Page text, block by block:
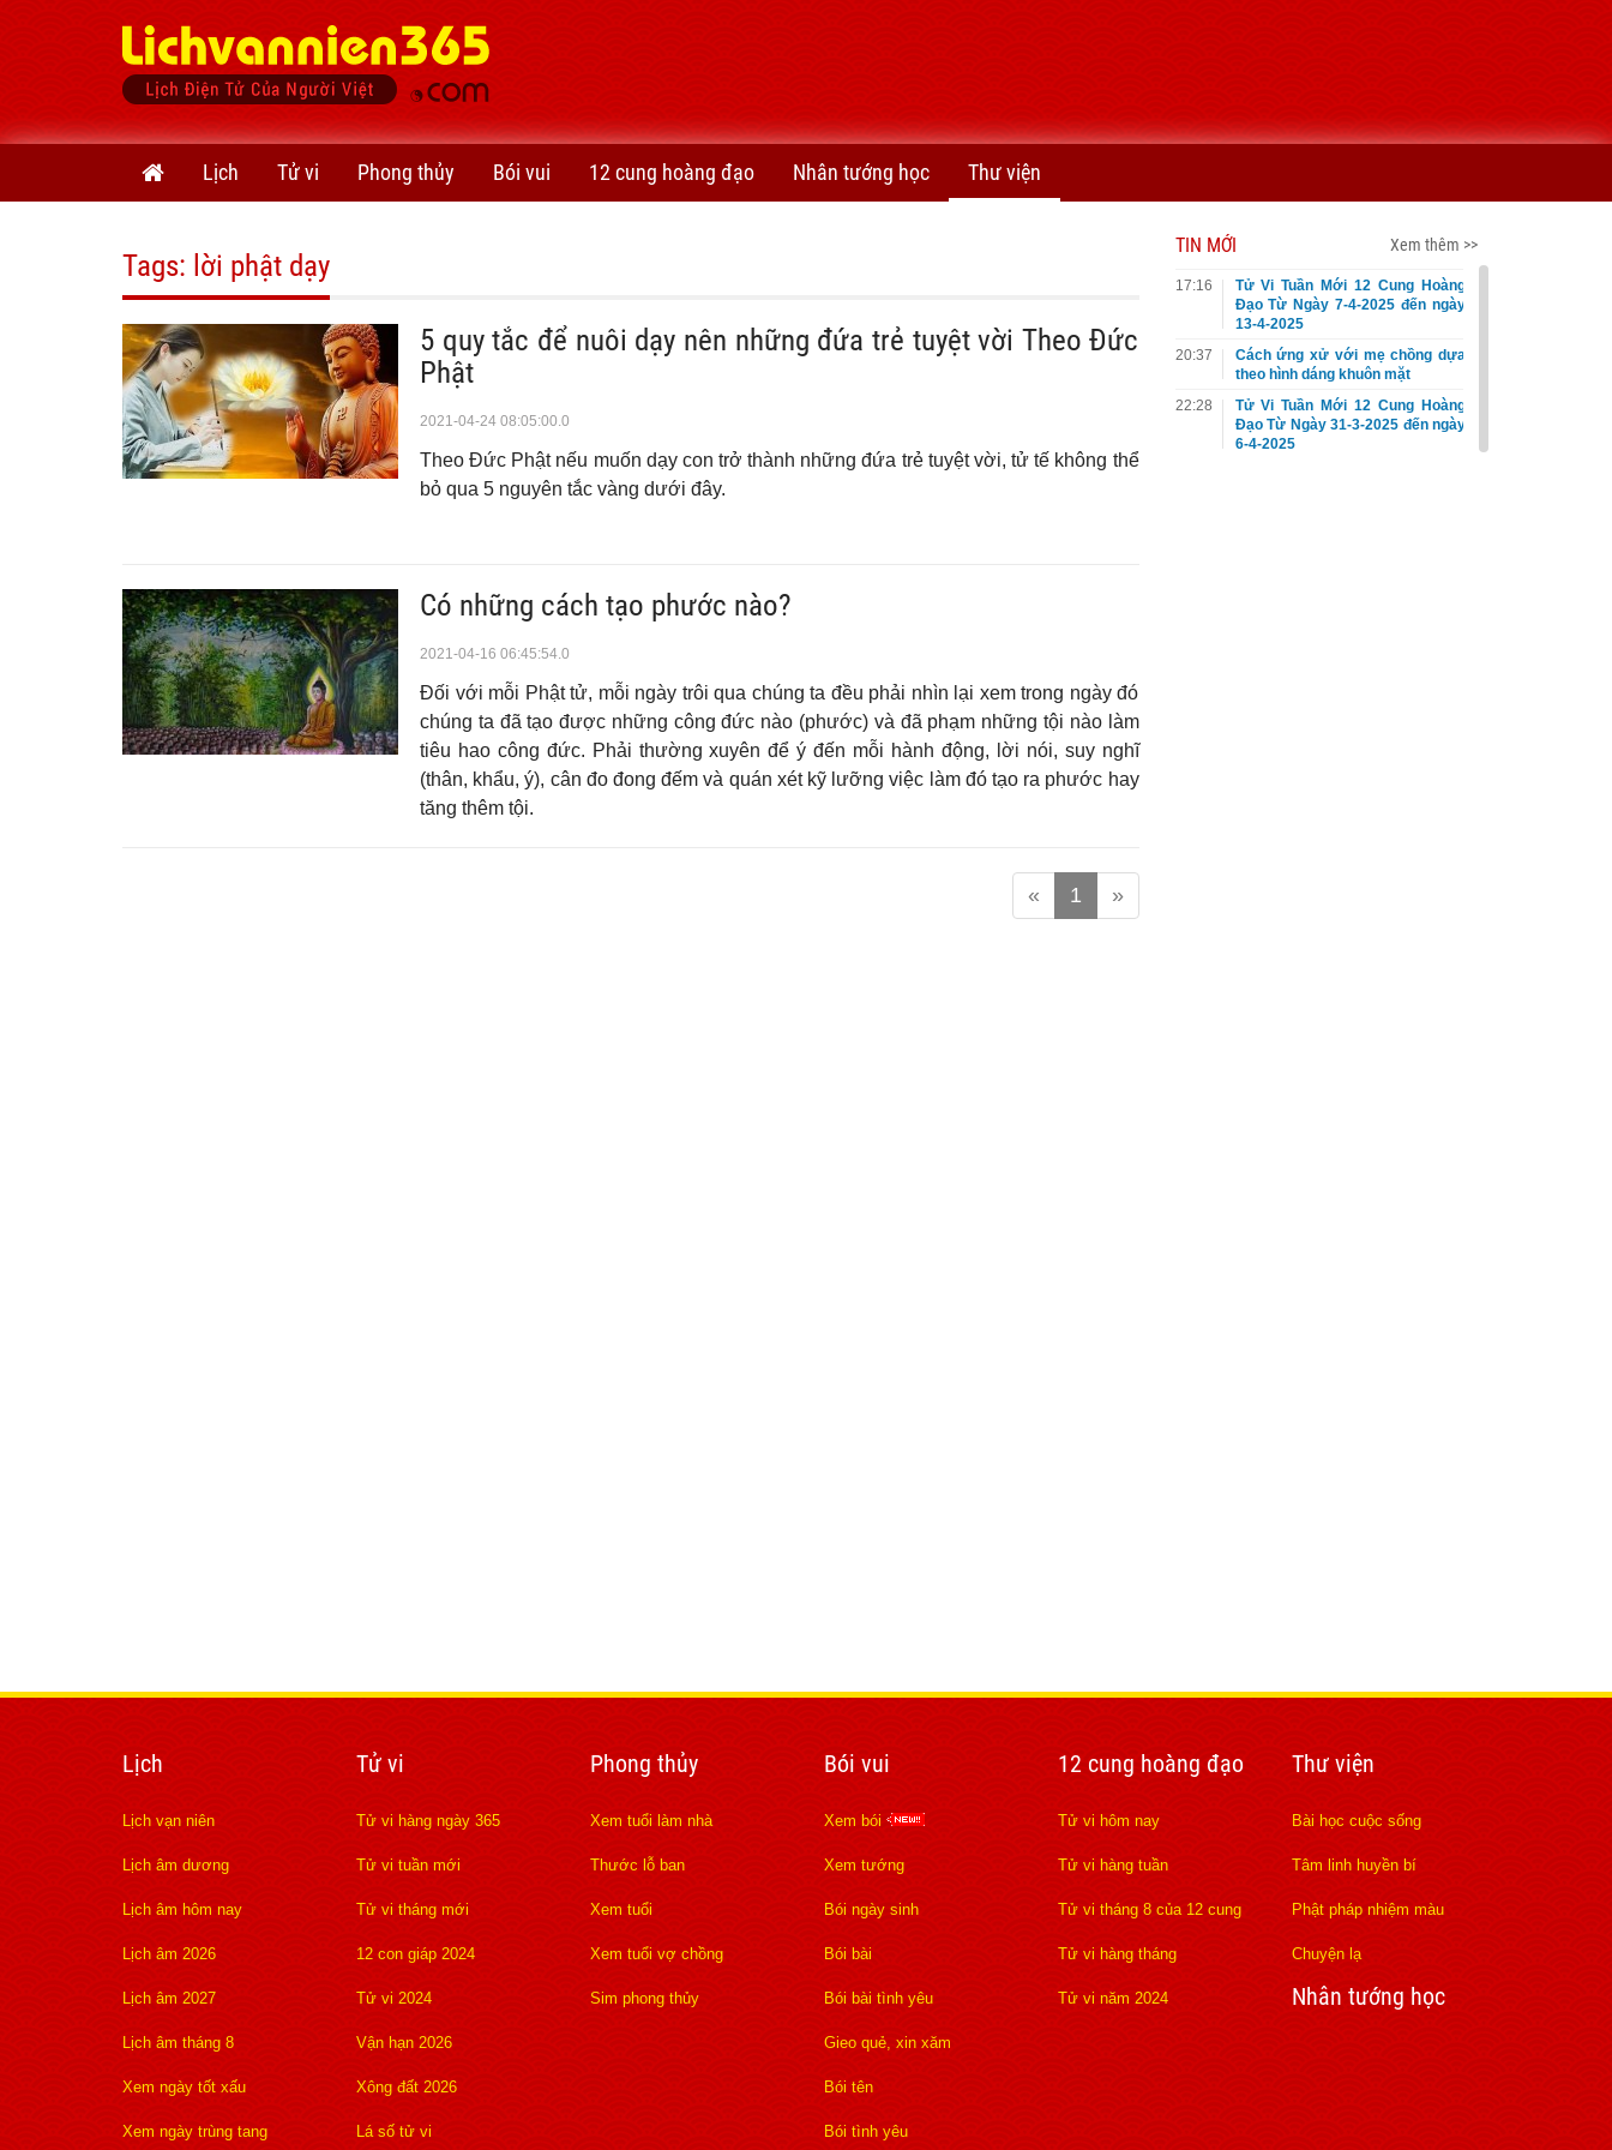
Lịch Tử vi Phong thủy Bói vui 12 cung hoàng đạo Nhân tướng học Thư viện
Tags: lời phật dạy
5 quy tắc để nuôi dạy nên những đứa trẻ tuyệt vời Theo Đức
Phật
2021-04-24 08:05:00.0
Theo Đức Phật nếu muốn dạy con trở thành những đứa trẻ tuyệt vời, tử tế không thể
bỏ qua 5 nguyên tắc vàng dưới đây.
Có những cách tạo phước nào?
2021-04-16 06:45:54.0
Đối với mỗi Phật tử, mỗi ngày trôi qua chúng ta đều phải nhìn lại xem trong ngày đó
chúng ta đã tạo được những công đức nào (phước) và đã phạm những tội nào làm
tiêu hao công đức. Phải thường xuyên để ý đến mỗi hành động, lời nói, suy nghĩ
(thân, khẩu, ý), cân đo đong đếm và quán xét kỹ lưỡng việc làm đó tạo ra phước hay
tăng thêm tội.
« 1 »
TIN MỚI Xem thêm >>
17:16
Tử Vi Tuần Mới 12 Cung Hoàng
Đạo Từ Ngày 7-4-2025 đến ngày
13-4-2025
20:37
Cách ứng xử với mẹ chồng dựa
theo hình dáng khuôn mặt
22:28
Tử Vi Tuần Mới 12 Cung Hoàng
Đạo Từ Ngày 31-3-2025 đến ngày
6-4-2025
Lịch
Lịch vạn niên
Lịch âm dương
Lịch âm hôm nay
Lịch âm 2026
Lịch âm 2027
Lịch âm tháng 8
Xem ngày tốt xấu
Xem ngày trùng tang
Tử vi
Tử vi hàng ngày 365
Tử vi tuần mới
Tử vi tháng mới
12 con giáp 2024
Tử vi 2024
Vận hạn 2026
Xông đất 2026
Lá số tử vi
Phong thủy
Xem tuổi làm nhà
Thước lỗ ban
Xem tuổi
Xem tuổi vợ chồng
Sim phong thủy
Bói vui
Xem bói
Xem tướng
Bói ngày sinh
Bói bài
Bói bài tình yêu
Gieo quẻ, xin xăm
Bói tên
Bói tình yêu
12 cung hoàng đạo
Tử vi hôm nay
Tử vi hàng tuần
Tử vi tháng 8 của 12 cung
Tử vi hàng tháng
Tử vi năm 2024
Thư viện
Bài học cuộc sống
Tâm linh huyền bí
Phật pháp nhiệm màu
Chuyện lạ
Nhân tướng học